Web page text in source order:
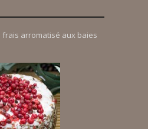
frais arromatisé aux baies